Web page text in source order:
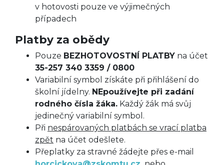
v hotovosti pouze ve výjimečných
případech
Platby za obědy
Pouze BEZHOTOVOSTNÍ PLATBY na účet
35-257 340 3359 / 0800
Variabilní symbol získáte při přihlášení do
školní jídelny. NEpoužívejte při zadání
rodného čísla žáka. Každý žák má svůj
jedinečný variabilní symbol.
Při nespárovaných platbách se vrací platba
zpět na účet odešlete.
Přeplatky za stravné žádejte přes e-mail